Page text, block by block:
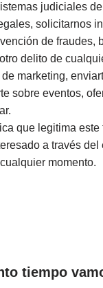
judiciales
solicitarnos
de fraudes,
delito de
marketing,
sobre eventos,
que legitima este
a través del
momento.
tiempo